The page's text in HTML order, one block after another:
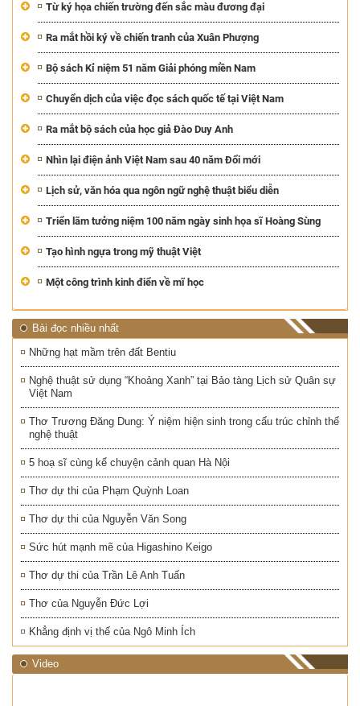
Từ ký họa chiến trường đến sắc màu đương đại
Ra mắt hồi ký về chiến tranh của Xuân Phượng
Bộ sách Kỉ niệm 51 năm Giải phóng miền Nam
Chuyển dịch của việc đọc sách quốc tế tại Việt Nam
Ra mắt bộ sách của học giả Đào Duy Anh
Nhìn lại điện ảnh Việt Nam sau 40 năm Đổi mới
Lịch sử, văn hóa qua ngôn ngữ nghệ thuật biểu diễn
Triển lãm tưởng niệm 100 năm ngày sinh họa sĩ Hoàng Sùng
Tạo hình ngựa trong mỹ thuật Việt
Một công trình kinh điển về mĩ học
Bài đọc nhiều nhất
Những hạt mầm trên đất Bentiu
Nghệ thuật sử dụng “Khoảng Xanh” tại Bảo tàng Lịch sử Quân sự
Việt Nam
Thơ Trương Đăng Dung: Ý niệm hiện sinh trong cấu trúc chỉnh thể
nghệ thuật
5 hoạ sĩ cùng kể chuyện cảnh quan Hà Nội
Thơ dự thi của Phạm Quỳnh Loan
Thơ dự thi của Nguyễn Văn Song
Sức hút mạnh mẽ của Higashino Keigo
Thơ dự thi của Trần Lê Anh Tuấn
Thơ của Nguyễn Đức Lợi
Khẳng định vị thế của Ngô Minh Ích
Video